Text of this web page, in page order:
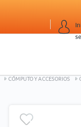
CÓMPUTO Y ACCESORIOS